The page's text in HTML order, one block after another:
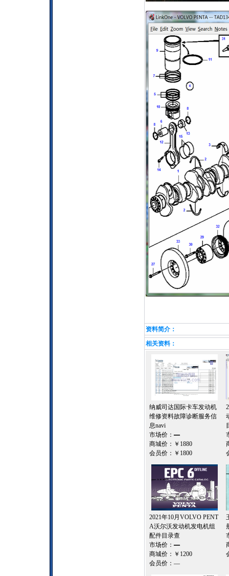
资料简介：
相关资料：
纳威司达国际卡车发动机
维修资料故障诊断服务信
息navi
市场价： —
商城价： ￥1880
会员价： ￥1800
2021年10月VOLVO PENT
A沃尔沃发动机发电机组
配件目录查
市场价： —
商城价： ￥1200
会员价： —